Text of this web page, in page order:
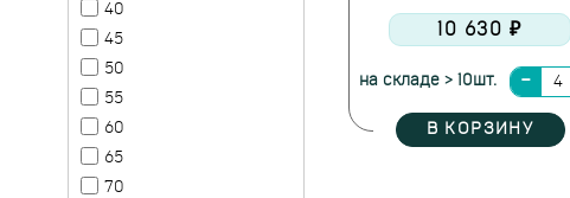
10 630 ₽
на складе > 10шт.
В КОРЗИНУ
40
45
50
55
60
65
70